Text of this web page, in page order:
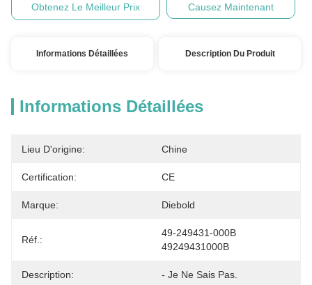
Obtenez Le Meilleur Prix Causez Maintenant
Informations Détaillées Description Du Produit
Informations Détaillées
Lieu D'origine: Chine
Certification: CE
Marque: Diebold
Réf.:
49-249431-000B
49249431000B
Description: - Je Ne Sais Pas.